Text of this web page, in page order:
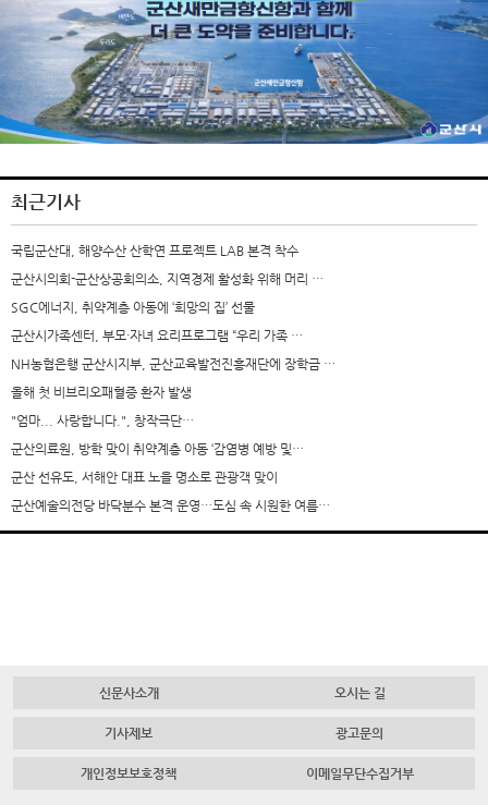
최근기사
국립군산대, 해양수산 산학연 프로젝트 LAB 본격 착수
군산시의회-군산상공회의소, 지역경제 활성화 위해 머리 …
SGC에너지, 취약계층 아동에 ‘희망의 집’ 선물
군산시가족센터, 부모·자녀 요리프로그램 “우리 가족 …
NH농협은행 군산시지부, 군산교육발전진흥재단에 장학금 …
올해 첫 비브리오패혈증 환자 발생
"엄마... 사랑합니다.", 창작극단…
군산의료원, 방학 맞이 취약계층 아동 ‘감염병 예방 및…
군산 선유도, 서해안 대표 노을 명소로 관광객 맞이
군산예술의전당 바닥분수 본격 운영…도심 속 시원한 여름…
신문사소개 오시는 길
기사제보 광고문의
개인정보보호정책 이메일무단수집거부